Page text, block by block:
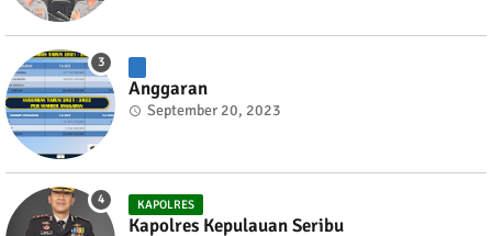
Anggaran
September 20, 2023
KAPOLRES
Kapolres Kepulauan Seribu